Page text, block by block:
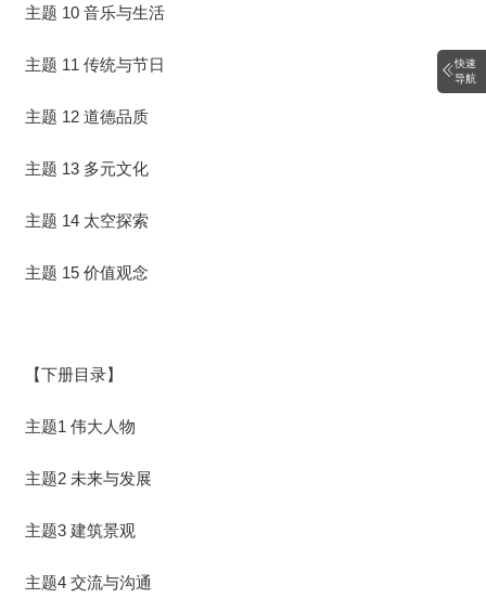
主题 10 音乐与生活
主题 11 传统与节日
主题 12 道德品质
主题 13 多元文化
主题 14 太空探索
主题 15 价值观念
【下册目录】
主题1 伟大人物
主题2 未来与发展
主题3 建筑景观
主题4 交流与沟通
快速
导航